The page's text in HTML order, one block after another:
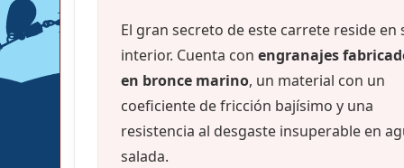
El gran secreto de este carrete reside en
interior. Cuenta con engranajes
en bronce marino, un material con un
coeficiente de fricción bajísimo y una
resistencia al desgaste insuperable en
salada.